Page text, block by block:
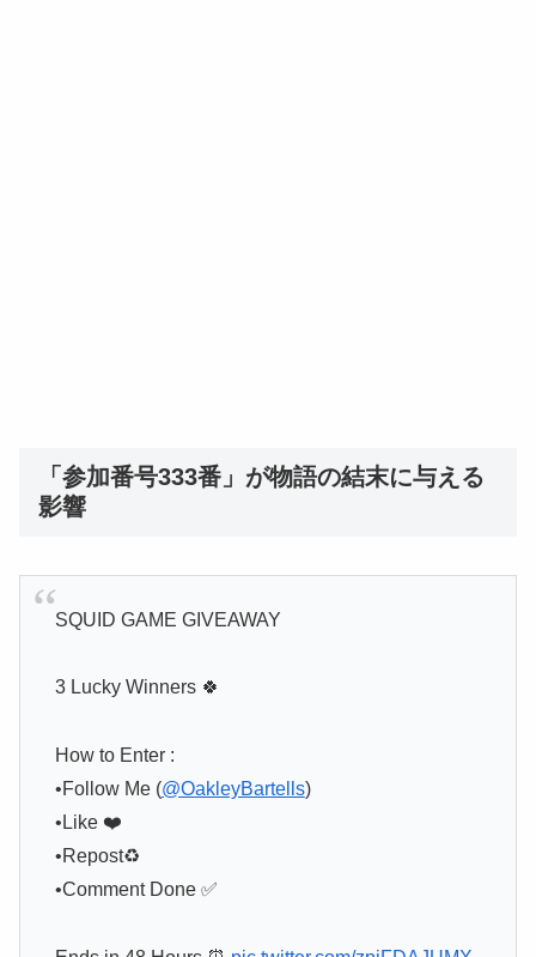
「参加番号333番」が物語の結末に与える
影響
SQUID GAME GIVEAWAY
3 Lucky Winners 🍀
How to Enter :
•Follow Me (@OakleyBartells)
•Like ❤️
•Repost♻️
•Comment Done ✅